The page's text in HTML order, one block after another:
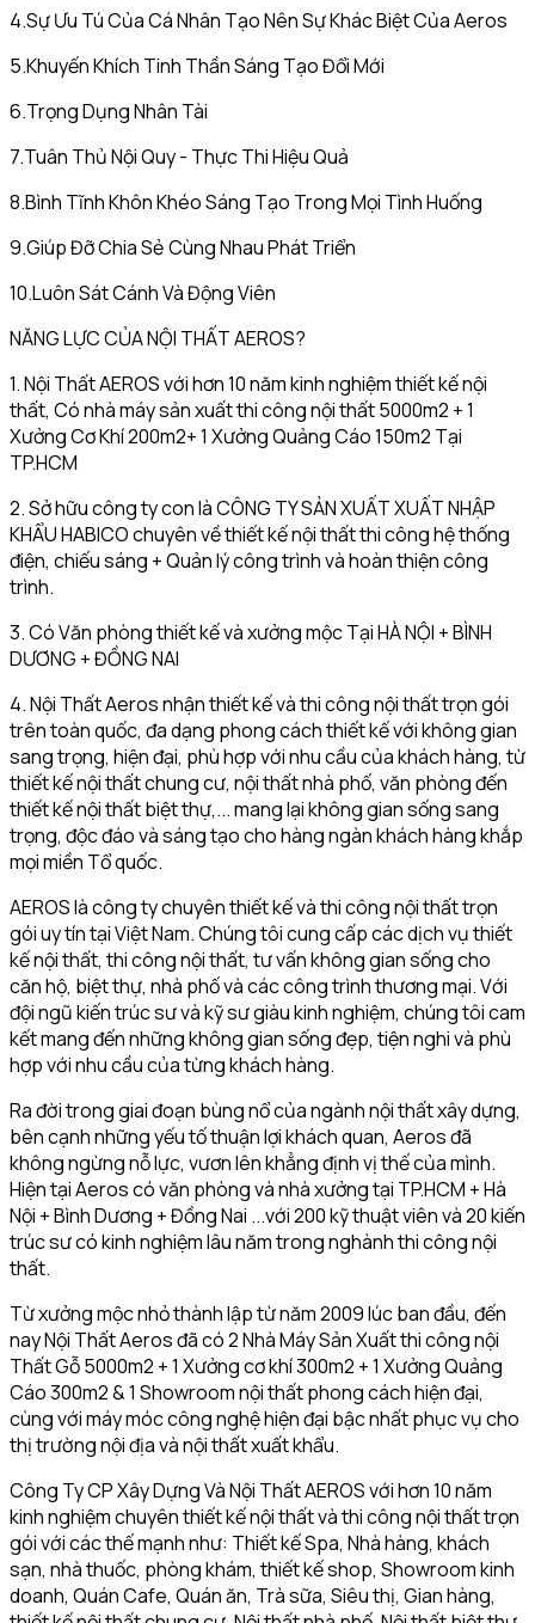
4.Sự Ưu Tú Của Cá Nhân Tạo Nên Sự Khác Biệt Của Aeros
5.Khuyến Khích Tinh Thần Sáng Tạo Đổi Mới
6.Trọng Dụng Nhân Tài
7.Tuân Thủ Nội Quy - Thực Thi Hiệu Quả
8.Bình Tĩnh Khôn Khéo Sáng Tạo Trong Mọi Tình Huống
9.Giúp Đỡ Chia Sẻ Cùng Nhau Phát Triển
10.Luôn Sát Cánh Và Động Viên
NĂNG LỰC CỦA NỘI THẤT AEROS?
1. Nội Thất AEROS với hơn 10 năm kinh nghiệm thiết kế nội
thất, Có nhà máy sản xuất thi công nội thất 5000m2 + 1
Xưởng Cơ Khí 200m2+ 1 Xưởng Quảng Cáo 150m2 Tại
TP.HCM
2. Sở hữu công ty con là CÔNG TY SẢN XUẤT XUẤT NHẬP
KHẨU HABICO chuyên về thiết kế nội thất thi công hệ thống
điện, chiếu sáng + Quản lý công trình và hoàn thiện công
trình.
3. Có Văn phòng thiết kế và xưởng mộc Tại HÀ NỘI + BÌNH
DƯƠNG + ĐỒNG NAI
4. Nội Thất Aeros nhận thiết kế và thi công nội thất trọn gói
trên toàn quốc, đa dạng phong cách thiết kế với không gian
sang trọng, hiện đại, phù hợp với nhu cầu của khách hàng, từ
thiết kế nội thất chung cư, nội thất nhà phố, văn phòng đến
thiết kế nội thất biệt thự,... mang lại không gian sống sang
trọng, độc đáo và sáng tạo cho hàng ngàn khách hàng khắp
mọi miền Tổ quốc.
AEROS là công ty chuyên thiết kế và thi công nội thất trọn
gói uy tín tại Việt Nam. Chúng tôi cung cấp các dịch vụ thiết
kế nội thất, thi công nội thất, tư vấn không gian sống cho
căn hộ, biệt thự, nhà phố và các công trình thương mại. Với
đội ngũ kiến trúc sư và kỹ sư giàu kinh nghiệm, chúng tôi cam
kết mang đến những không gian sống đẹp, tiện nghi và phù
hợp với nhu cầu của từng khách hàng.
Ra đời trong giai đoạn bùng nổ của ngành nội thất xây dựng,
bên cạnh những yếu tố thuận lợi khách quan, Aeros đã
không ngừng nỗ lực, vươn lên khẳng định vị thế của mình.
Hiện tại Aeros có văn phòng và nhà xưởng tại TP.HCM + Hà
Nội + Bình Dương + Đồng Nai ...với 200 kỹ thuật viên và 20 kiến
trúc sư có kinh nghiệm lâu năm trong nghành thi công nội
thất.
Từ xưởng mộc nhỏ thành lập từ năm 2009 lúc ban đầu, đến
nay Nội Thất Aeros đã có 2 Nhà Máy Sản Xuất thi công nội
Thất Gỗ 5000m2 + 1 Xưởng cơ khí 300m2 + 1 Xưởng Quảng
Cáo 300m2 & 1 Showroom nội thất phong cách hiện đại,
cùng với máy móc công nghệ hiện đại bậc nhất phục vụ cho
thị trường nội địa và nội thất xuất khẩu.
Công Ty CP Xây Dựng Và Nội Thất AEROS với hơn 10 năm
kinh nghiệm chuyên thiết kế nội thất và thi công nội thất trọn
gói với các thế mạnh như: Thiết kế Spa, Nhà hàng, khách
sạn, nhà thuốc, phòng khám, thiết kế shop, Showroom kinh
doanh, Quán Cafe, Quán ăn, Trà sữa, Siêu thị, Gian hàng,